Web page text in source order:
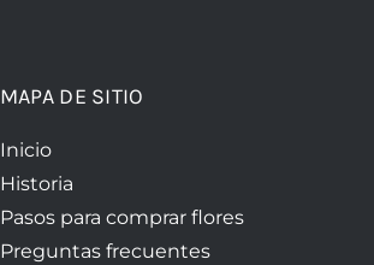
MAPA DE SITIO
Inicio
Historia
Pasos para comprar flores
Preguntas frecuentes